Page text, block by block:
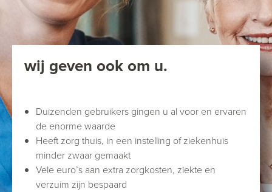
wij geven ook om u.
Duizenden gebruikers gingen u al voor en ervaren
de enorme waarde
Heeft zorg thuis, in een instelling of ziekenhuis
minder zwaar gemaakt
Vele euro’s aan extra zorgkosten, ziekte en
verzuim zijn bespaard